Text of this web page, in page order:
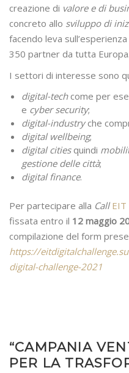
creazione di valore e di
concreto allo sviluppo di
facendo leva sull’esperienza
350 partner da tutta Europa.
I settori di interesse sono
digital-techcome per
e cyber security;
digital-industryche
digital wellbeing;
digital citiesquindi
gestione delle città;
digital finance.
Per partecipare alla Call
fissata entro il 12 maggio
compilazione del form
https://
digital-challenge-2021
“CAMPANIA
PER LA